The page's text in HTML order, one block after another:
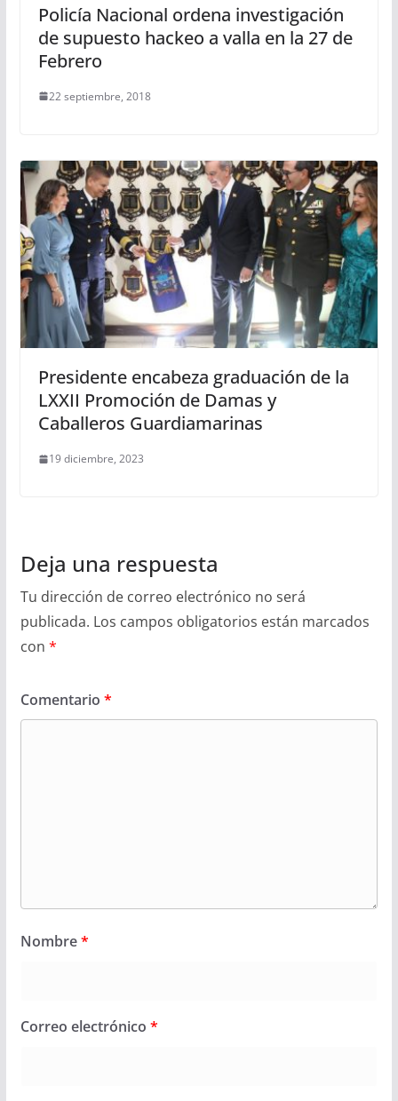
Policía Nacional ordena investigación
de supuesto hackeo a valla en la 27 de
Febrero
22 septiembre, 2018
Presidente encabeza graduación de la
LXXII Promoción de Damas y
Caballeros Guardiamarinas
19 diciembre, 2023
Deja una respuesta
Tu dirección de correo electrónico no será
publicada. Los campos obligatorios están marcados
con *
Comentario *
Nombre*
Correo electrónico *